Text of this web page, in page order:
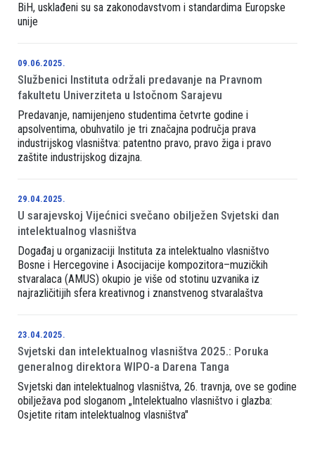
BiH, usklađeni su sa zakonodavstvom i standardima Europske
unije
09.06.2025.
Službenici Instituta održali predavanje na Pravnom
fakultetu Univerziteta u Istočnom Sarajevu
Predavanje, namijenjeno studentima četvrte godine i
apsolventima, obuhvatilo je tri značajna područja prava
industrijskog vlasništva: patentno pravo, pravo žiga i pravo
zaštite industrijskog dizajna.
29.04.2025.
U sarajevskoj Vijećnici svečano obilježen Svjetski dan
intelektualnog vlasništva
Događaj u organizaciji Instituta za intelektualno vlasništvo
Bosne i Hercegovine i Asocijacije kompozitora–muzičkih
stvaralaca (AMUS) okupio je više od stotinu uzvanika iz
najrazličitijih sfera kreativnog i znanstvenog stvaralaštva
23.04.2025.
Svjetski dan intelektualnog vlasništva 2025.: Poruka
generalnog direktora WIPO-a Darena Tanga
Svjetski dan intelektualnog vlasništva, 26. travnja, ove se godine
obilježava pod sloganom „Intelektualno vlasništvo i glazba:
Osjetite ritam intelektualnog vlasništva"